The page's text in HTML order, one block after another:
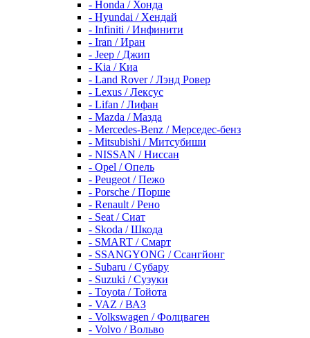
- Honda / Хонда
- Hyundai / Хендай
- Infiniti / Инфинити
- Iran / Иран
- Jeep / Джип
- Kia / Киа
- Land Rover / Лэнд Ровер
- Lexus / Лексус
- Lifan / Лифан
- Mazda / Мазда
- Mercedes-Benz / Мерседес-бенз
- Mitsubishi / Митсубиши
- NISSAN / Ниссан
- Opel / Опель
- Peugeot / Пежо
- Porsche / Порше
- Renault / Рено
- Seat / Сиат
- Skoda / Шкода
- SMART / Смарт
- SSANGYONG / Ссангйонг
- Subaru / Субару
- Suzuki / Сузуки
- Toyota / Тойота
- VAZ / ВАЗ
- Volkswagen / Фолцваген
- Volvo / Вольво